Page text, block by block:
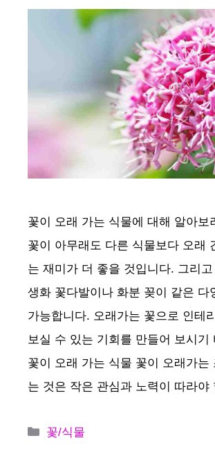
꽃이 오래 가는 식물에 대해 알아보
꽃이 아무래도 다른 식물보다 오래
는 재미가 더 좋을 것입니다. 그리
생화 꽃다발이나 화분 꽂이 같은 다
가능합니다. 오래가는 꽃으로 인테
보실 수 있는 기회를 만들어 보시기
꽃이 오래 가는 식물 꽃이 오래가는
는 것은 작은 관심과 노력이 따라
카
꽃/식물